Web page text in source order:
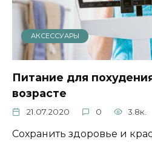
АКСЕССУАРЫ
Питание для
возрасте
21.07.2020 0 3.8к.
Сохранить здоровье и